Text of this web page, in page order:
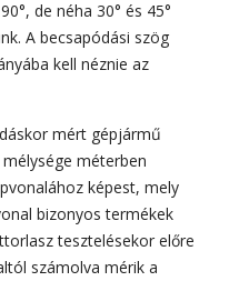
de néha 30° és 45°
A becsapódási szög
kell néznie az
mért gépjármű
méterben
képest, mely
bizonyos termékek
tesztelésekor előre
számolva mérik a